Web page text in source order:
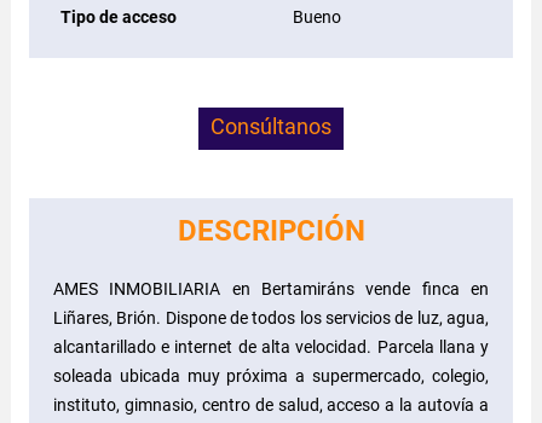
Tipo de acceso Bueno
Consúltanos
DESCRIPCIÓN
AMES INMOBILIARIA en Bertamiráns vende finca en
Liñares, Brión. Dispone de todos los servicios de luz, agua,
alcantarillado e internet de alta velocidad. Parcela llana y
soleada ubicada muy próxima a supermercado, colegio,
instituto, gimnasio, centro de salud, acceso a la autovía a